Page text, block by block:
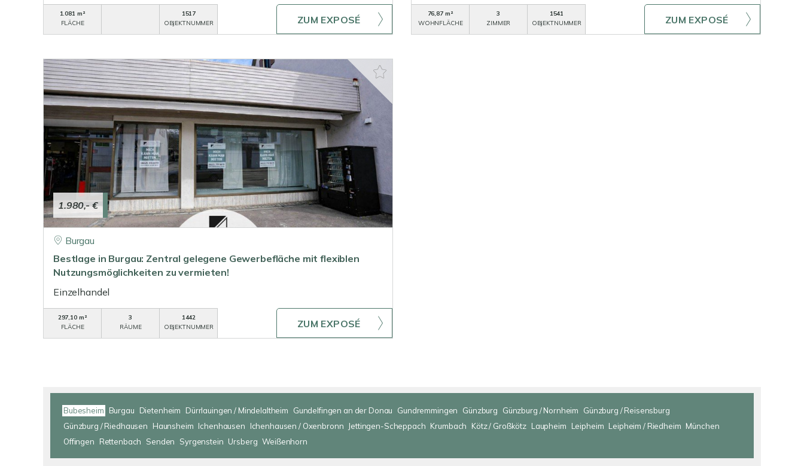
1.081 m²
FLÄCHE
1517
OBJEKTNUMMER
ZUM EXPOSÉ
76,87 m²
WOHNFLÄCHE
3
ZIMMER
1541
OBJEKTNUMMER
ZUM EXPOSÉ
1.980,- €
Burgau
Bestlage in Burgau: Zentral gelegene Gewerbefläche mit flexiblen
Nutzungsmöglichkeiten zu vermieten!
Einzelhandel
297,10 m²
FLÄCHE
3
RÄUME
1442
OBJEKTNUMMER
ZUM EXPOSÉ
Bubesheim Burgau Dietenheim Dürrlauingen / Mindelaltheim Gundelfingen an der Donau Gundremmingen Günzburg Günzburg / Nornheim
Günzburg / Reisensburg
Günzburg / Riedhausen
Haunsheim Ichenhausen Ichenhausen / Oxenbronn Jettingen-Scheppach Krumbach Kötz / Großkötz Laupheim Leipheim Leipheim / Riedheim München
Offingen
Rettenbach Senden Syrgenstein Ursberg Weißenhorn